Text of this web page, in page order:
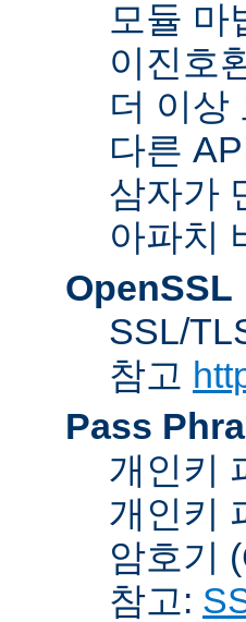
모듈 마
이진호
더 이상
다른
삼자가
아파치
OpenSSL
SSL/
참고
Pass
개인키
개인키
암호기
참고: